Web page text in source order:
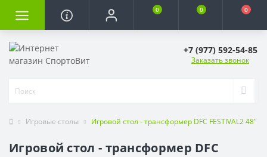
0 0 0
+7 (977) 592-54-85
Заказать звонок
Игровые столы Игровой стол - трансформер DFC FESTIVAL2 48"
Игровой стол - трансформер DFC